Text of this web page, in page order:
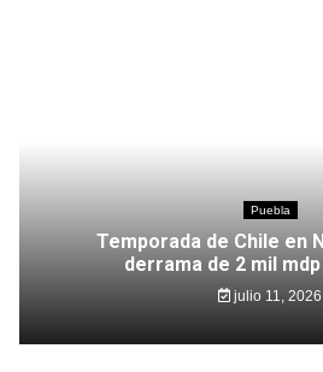
Puebla
Temporada de Chile en
derrama de 2 mil
julio 11, 2026